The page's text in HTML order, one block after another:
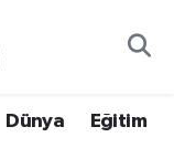
Dünya Eğitim